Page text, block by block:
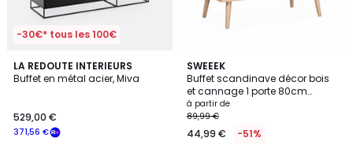
-30€* tous les 100€
LA REDOUTE INTERIEURS
Buffet en métal acier, Miva
371,56 €
529,00 €
4,7
/ 5
SWEEEK
Buffet scandinave décor bois
et cannage 1 porte 80cm
BOHÈME
à partir de
89,99 €
44,99 € -51%
4,6
/ 5
3
Couleurs